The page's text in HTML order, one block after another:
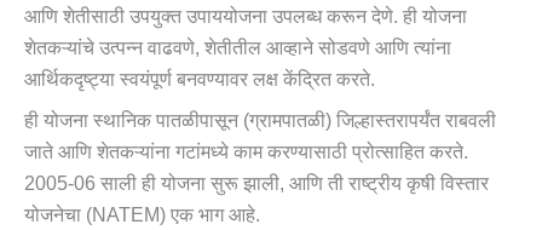
आणि शेतीसाठी उपयुक्त उपाययोजना उपलब्ध करून देणे. ही योजना
शेतकऱ्यांचे उत्पन्न वाढवणे, शेतीतील आव्हाने सोडवणे आणि त्यांना
आर्थिकदृष्ट्या स्वयंपूर्ण बनवण्यावर लक्ष केंद्रित करते.
ही योजना स्थानिक पातळीपासून (ग्रामपातळी) जिल्हास्तरापर्यंत राबवली
जाते आणि शेतकऱ्यांना गटांमध्ये काम करण्यासाठी प्रोत्साहित करते.
2005-06 साली ही योजना सुरू झाली, आणि ती राष्ट्रीय कृषी विस्तार
योजनेचा (NATEM) एक भाग आहे.